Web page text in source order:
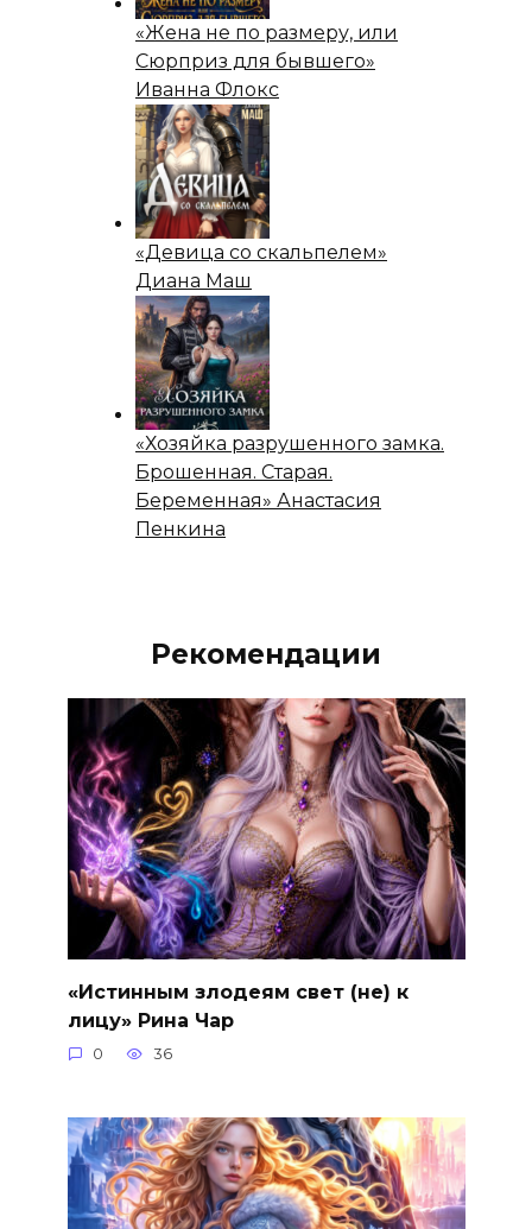
«Жена не по размеру, или
Сюрприз для бывшего»
Иванна Флокс
«Девица со скальпелем»
Диана Маш
«Хозяйка разрушенного замка.
Брошенная. Старая.
Беременная» Анастасия
Пенкина
Рекомендации
«Истинным злодеям свет (не) к
лицу» Рина Чар
0 36